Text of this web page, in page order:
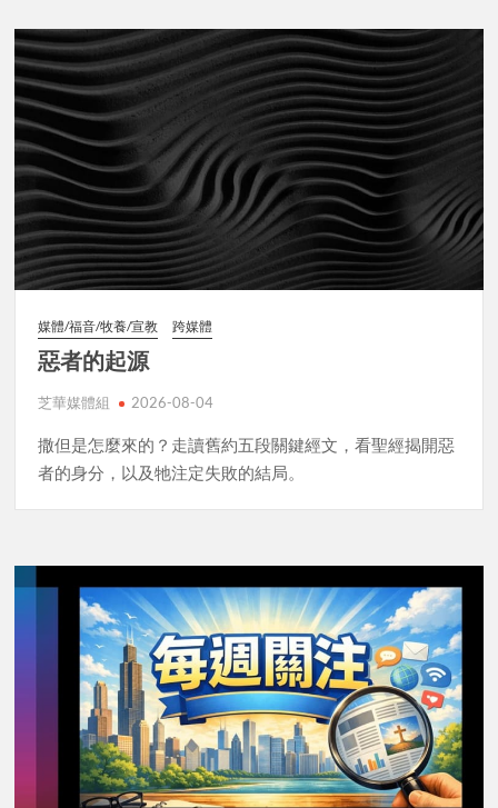
媒體/福音/牧養/宣教 跨媒體
惡者的起源
芝華媒體組 2026-08-04
撒但是怎麼來的？走讀舊約五段關鍵經文，看聖經揭開惡
者的身分，以及牠注定失敗的結局。